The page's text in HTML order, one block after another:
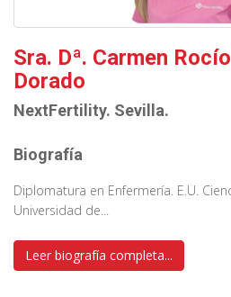
Sra. Dª. Carmen
Dorado
NextFertility. Sevilla.
Biografía
Diplomatura en Enfermería. E.U.
Universidad de...
Leer biografía completa...